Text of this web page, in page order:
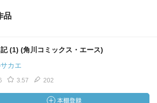
品
(1) (角川コミックス・エース)
カエ
3.57 202